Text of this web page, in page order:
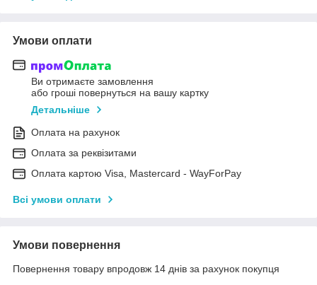
Умови оплати
Ви отримаєте замовлення
або гроші повернуться на вашу картку
Детальніше
Оплата на рахунок
Оплата за реквізитами
Оплата картою Visa, Mastercard - WayForPay
Всі умови оплати
Умови повернення
Повернення товару впродовж 14 днів за рахунок покупця